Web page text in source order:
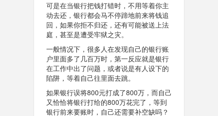
可是在当银行把钱打错时，不用等着你主
动去还，银行都会马不停蹄地前来将钱追
回，如果你拒不归还，还有可能被送上法
庭，甚至是遭受牢狱之灾。
一般情况下，很多人在发现自己的银行账
户里面多了几百万时，第一反应就是银行
在工作中出了问题，或者说是有人设下的
陷阱，等着自己往里面去跳。
如果银行误将800元打成了800万，而自己
又恰恰将银行打给的800万花完了，等到
银行前来要账时，自己还需要补空缺吗？